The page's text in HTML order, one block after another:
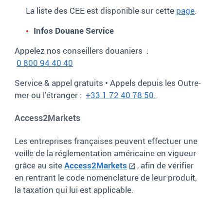
La liste des CEE est disponible sur cette page.
Infos Douane Service
Appelez nos conseillers douaniers :
0 800 94 40 40
Service & appel gratuits • Appels depuis les Outre-
mer ou l'étranger : +33 1 72 40 78 50.
Access2Markets
Les entreprises françaises peuvent effectuer une
veille de la réglementation américaine en vigueur
grâce au siteAccess2Markets
, afin de vérifier
en rentrant le code nomenclature de leur produit,
la taxation qui lui est applicable.